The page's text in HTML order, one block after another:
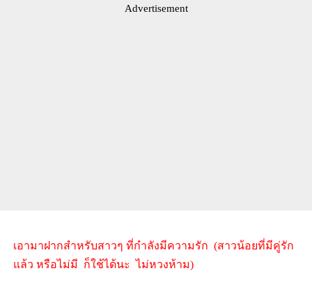
Advertisement
เอามาฝากสำหรับสาวๆ ที่กำลังมีความรัก (สาวน้อยที่มีคู่รัก
แล้ว หรือไม่มี ก็ใช้ได้นะ ไม่หวงห้าม)